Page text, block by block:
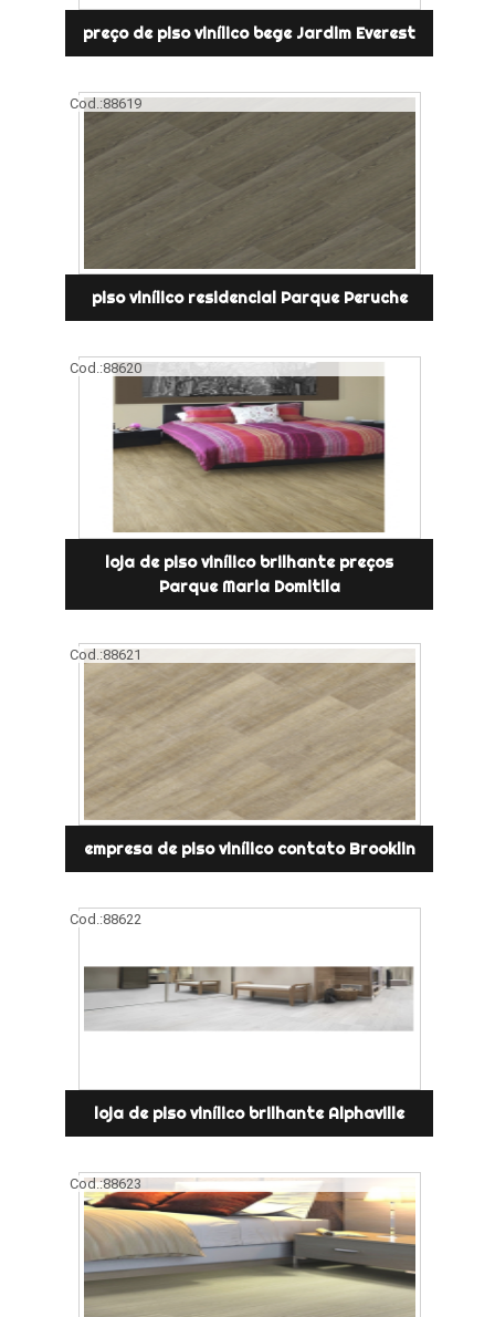
preço de piso vinílico bege Jardim Everest
Cod.:88619
piso vinílico residencial Parque Peruche
Cod.:88620
loja de piso vinílico brilhante preços
Parque Maria Domitila
Cod.:88621
empresa de piso vinílico contato Brooklin
Cod.:88622
loja de piso vinílico brilhante Alphaville
Cod.:88623